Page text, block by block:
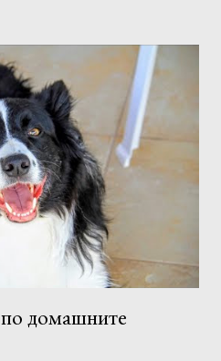
домашните